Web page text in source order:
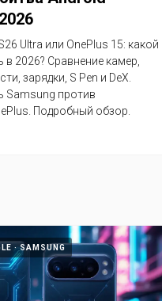
Ultra или OnePlus 15: какой
2026? Сравнение камер,
зарядки, S Pen и DeX.
Samsung против
Подробный обзор.
SAMSUNG